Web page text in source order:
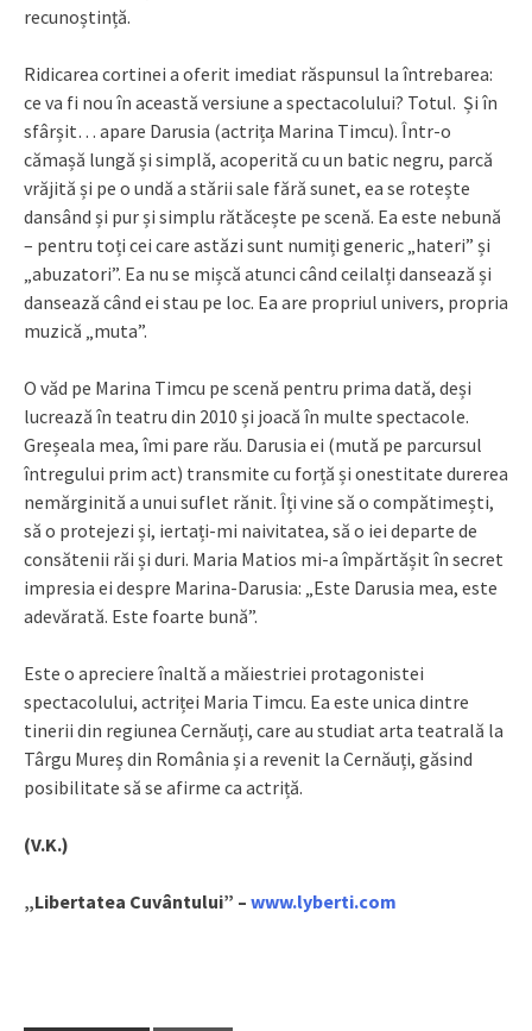
recunoștință.
Ridicarea cortinei a oferit imediat răspunsul la întrebarea:
ce va fi nou în această versiune a spectacolului? Totul. Și în
sfârșit… apare Darusia (actrița Marina Timcu). Într-o
cămașă lungă și simplă, acoperită cu un batic negru, parcă
vrăjită și pe o undă a stării sale fără sunet, ea se rotește
dansând și pur și simplu rătăcește pe scenă. Ea este nebună
– pentru toți cei care astăzi sunt numiți generic „hateri” și
„abuzatori”. Ea nu se mișcă atunci când ceilalți dansează și
dansează când ei stau pe loc. Ea are propriul univers, propria
muzică „muta”.
O văd pe Marina Timcu pe scenă pentru prima dată, deși
lucrează în teatru din 2010 și joacă în multe spectacole.
Greșeala mea, îmi pare rău. Darusia ei (mută pe parcursul
întregului prim act) transmite cu forță și onestitate durerea
nemărginită a unui suflet rănit. Îți vine să o compătimești,
să o protejezi și, iertați-mi naivitatea, să o iei departe de
consătenii răi și duri. Maria Matios mi-a împărtășit în secret
impresia ei despre Marina-Darusia: „Este Darusia mea, este
adevărată. Este foarte bună”.
Este o apreciere înaltă a măiestriei protagonistei
spectacolului, actriței Maria Timcu. Ea este unica dintre
tinerii din regiunea Cernăuți, care au studiat arta teatrală la
Târgu Mureș din România și a revenit la Cernăuți, găsind
posibilitate să se afirme ca actriță.
(V.K.)
„Libertatea Cuvântului” – www.lyberti.com